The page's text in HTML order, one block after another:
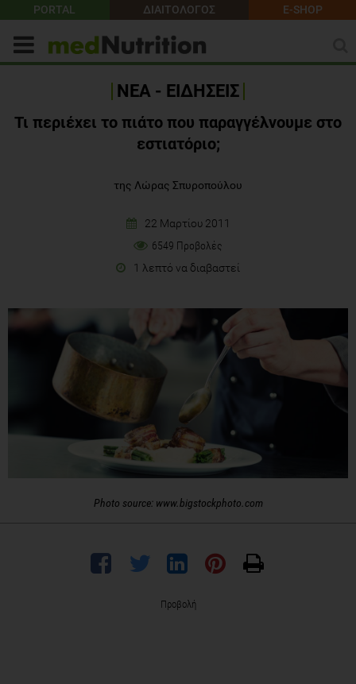
PORTAL ΔΙΑΙΤΟΛΟΓΟΣ E-SHOP
ΝΕΑ - ΕΙΔΗΣΕΙΣ
Τι περιέχει το πιάτο που παραγγέλνουμε στο
εστιατόριο;
της Λώρας Σπυροπούλου
22 Μαρτίου 2011
6549 Προβολές
1 λεπτό να διαβαστεί
Photo source: www.bigstockphoto.com
Προβολή